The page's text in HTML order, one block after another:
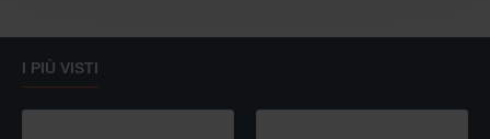
I PIÙ VISTI